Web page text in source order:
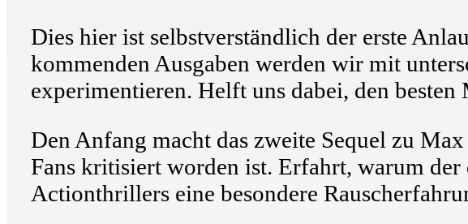
Dies hier ist selbstverständlich der erste
kommenden Ausgaben werden wir mit
experimentieren. Helft uns dabei, den
Den Anfang macht das zweite Sequel zu
Fans kritisiert worden ist. Erfahrt, warum
Actionthrillers eine besondere